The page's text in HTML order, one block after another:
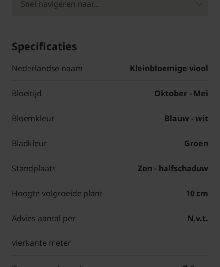
Specificaties
Nederlandse naam Kleinbloemige viool
Bloeitijd Oktober - Mei
Bloemkleur Blauw - wit
Bladkleur Groen
Standplaats Zon - halfschaduw
Hoogte volgroeide plant 10 cm
Advies aantal per
vierkante meter
N.v.t.